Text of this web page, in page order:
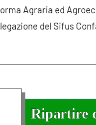
Agraria ed
del Sifus